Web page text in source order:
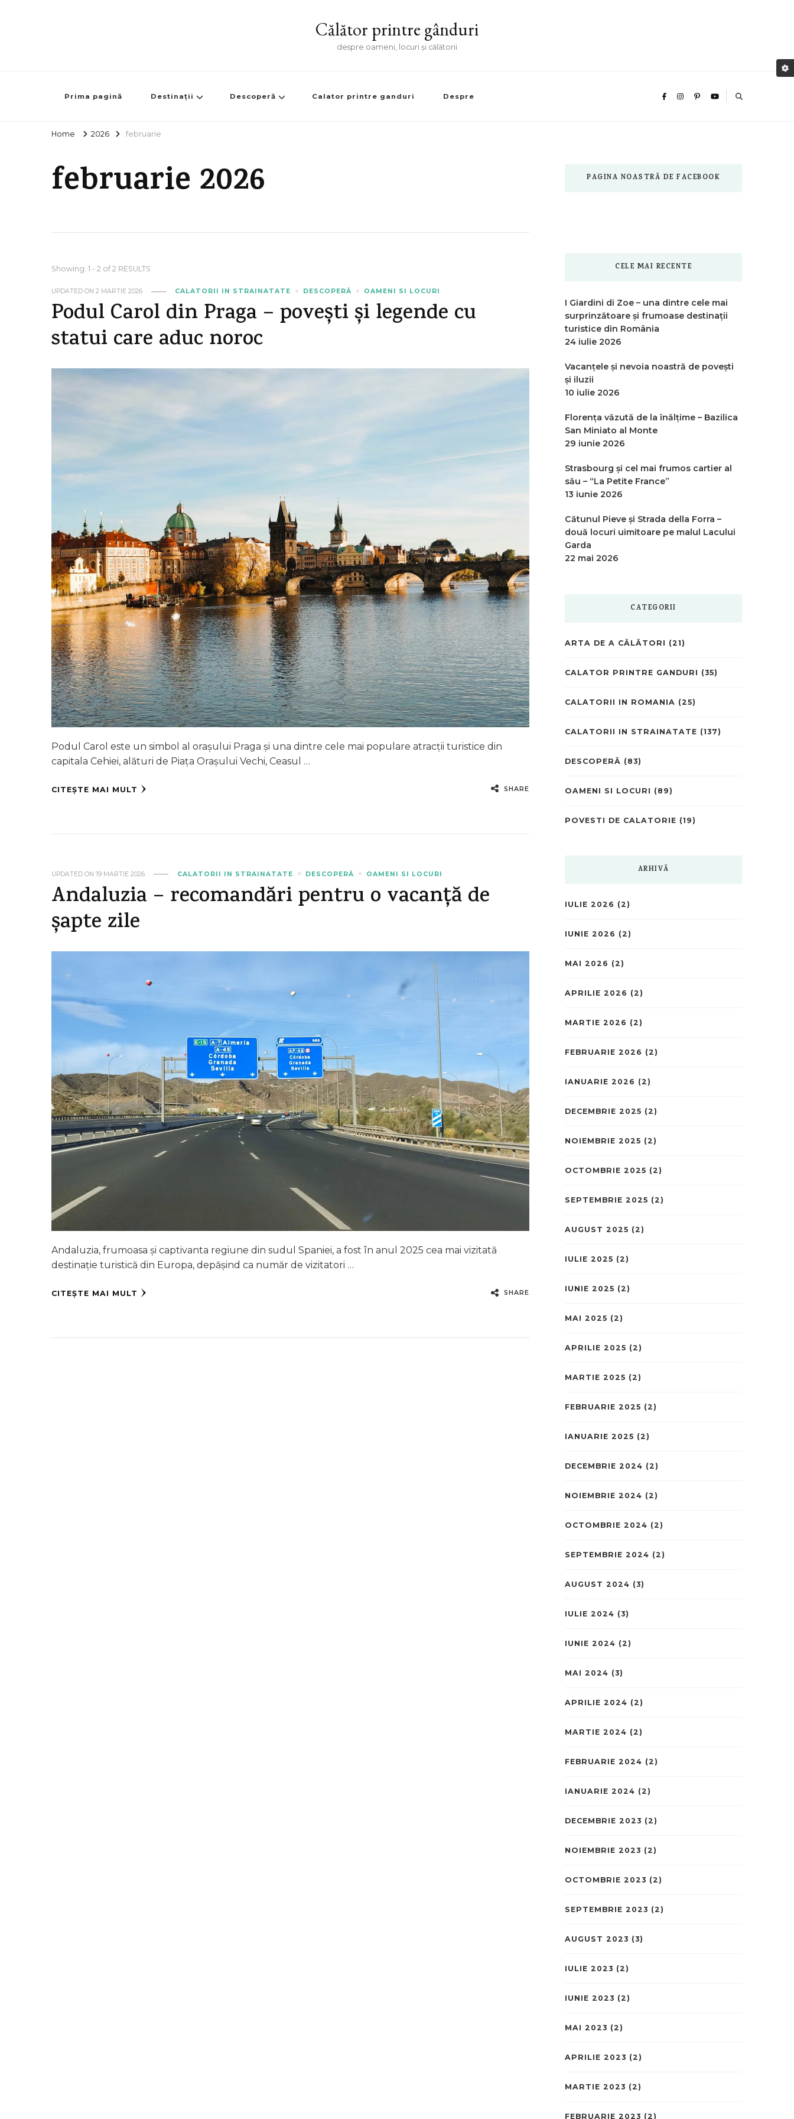
Călător printre gânduri
despre oameni, locuri și călătorii
Prima pagină Destinații Descoperă Calator printre ganduri Despre
Home 2026 februarie
februarie 2026
Showing: 1 - 2 of 2 RESULTS
UPDATED ON 2 MARTIE 2026 CALATORII IN STRAINATATE DESCOPERĂ OAMENI SI LOCURI
Podul Carol din Praga – povești și legende cu
statui care aduc noroc
Podul Carol este un simbol al orașului Praga și una dintre cele mai populare atracții turistice din
capitala Cehiei, alături de Piața Orașului Vechi, Ceasul …
CITEȘTE MAI MULT SHARE
UPDATED ON 19 MARTIE 2026 CALATORII IN STRAINATATE DESCOPERĂ OAMENI SI LOCURI
Andaluzia – recomandări pentru o vacanță de
șapte zile
Andaluzia, frumoasa și captivanta regiune din sudul Spaniei, a fost în anul 2025 cea mai vizitată
destinație turistică din Europa, depășind ca număr de vizitatori …
CITEȘTE MAI MULT SHARE
PAGINA NOASTRĂ DE FACEBOOK
CELE MAI RECENTE
I Giardini di Zoe – una dintre cele mai
surprinzătoare și frumoase destinații
turistice din România
24 iulie 2026
Vacanțele și nevoia noastră de povești
și iluzii
10 iulie 2026
Florența văzută de la înălțime – Bazilica
San Miniato al Monte
29 iunie 2026
Strasbourg și cel mai frumos cartier al
său – “La Petite France”
13 iunie 2026
Cătunul Pieve și Strada della Forra –
două locuri uimitoare pe malul Lacului
Garda
22 mai 2026
CATEGORII
ARTA DE A CĂLĂTORI (21)
CALATOR PRINTRE GANDURI (35)
CALATORII IN ROMANIA (25)
CALATORII IN STRAINATATE (137)
DESCOPERĂ (83)
OAMENI SI LOCURI (89)
POVESTI DE CALATORIE (19)
ARHIVĂ
IULIE 2026 (2)
IUNIE 2026 (2)
MAI 2026 (2)
APRILIE 2026 (2)
MARTIE 2026 (2)
FEBRUARIE 2026 (2)
IANUARIE 2026 (2)
DECEMBRIE 2025 (2)
NOIEMBRIE 2025 (2)
OCTOMBRIE 2025 (2)
SEPTEMBRIE 2025 (2)
AUGUST 2025 (2)
IULIE 2025 (2)
IUNIE 2025 (2)
MAI 2025 (2)
APRILIE 2025 (2)
MARTIE 2025 (2)
FEBRUARIE 2025 (2)
IANUARIE 2025 (2)
DECEMBRIE 2024 (2)
NOIEMBRIE 2024 (2)
OCTOMBRIE 2024 (2)
SEPTEMBRIE 2024 (2)
AUGUST 2024 (3)
IULIE 2024 (3)
IUNIE 2024 (2)
MAI 2024 (3)
APRILIE 2024 (2)
MARTIE 2024 (2)
FEBRUARIE 2024 (2)
IANUARIE 2024 (2)
DECEMBRIE 2023 (2)
NOIEMBRIE 2023 (2)
OCTOMBRIE 2023 (2)
SEPTEMBRIE 2023 (2)
AUGUST 2023 (3)
IULIE 2023 (2)
IUNIE 2023 (2)
MAI 2023 (2)
APRILIE 2023 (2)
MARTIE 2023 (2)
FEBRUARIE 2023 (2)